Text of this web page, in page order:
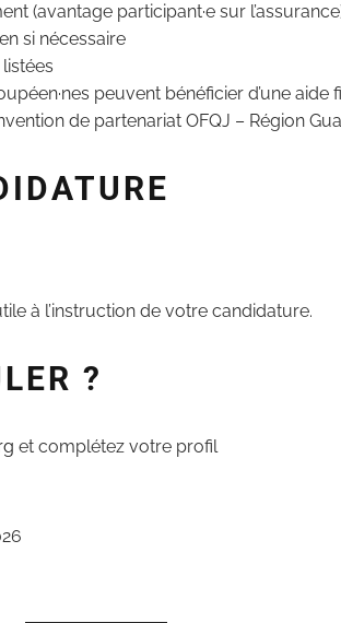
(avantage participant·e sur
si nécessaire
peuvent bénéficier d’une aide
de partenariat OFQJ – Région
à l’instruction de votre candidature.
?
et complétez votre profil